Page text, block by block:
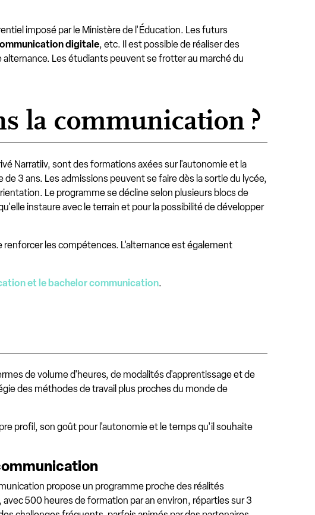
imposé par le Ministère de l'Éducation. Les futurs
digitale, etc. Il est possible de réaliser des
Les étudiants peuvent se frotter au marché du
la communication ?
Narratiiv, sont des formations axées sur l'autonomie et la
3 ans. Les admissions peuvent se faire dès la sortie du lycée,
Le programme se décline selon plusieurs blocs de
instaure avec le terrain et pour la possibilité de développer
les compétences. L'alternance est également
et le bachelor communication.
de volume d'heures, de modalités d'apprentissage et de
des méthodes de travail plus proches du monde de
profil, son goût pour l'autonomie et le temps qu'il souhaite
propose un programme proche des réalités
500 heures de formation par an environ, réparties sur 3